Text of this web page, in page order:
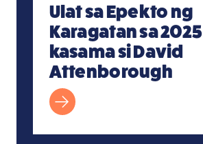
Ulat sa Epekto ng
Karagatan sa 2025
kasama si David
Attenborough